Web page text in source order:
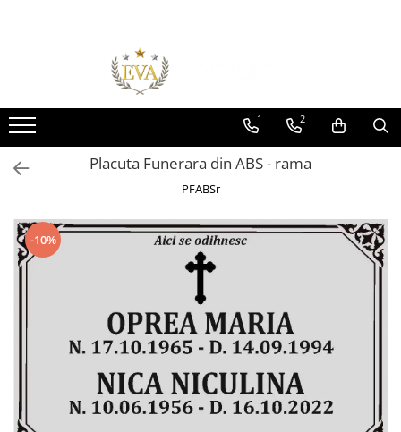
Toate Produsele
Monumente funerare
Cumperi acum platesti mai tarziu
Monumente marmura
Monumente granit
Capace granit
Vaze funerare
Cruci din granit
Felinare funerare
Rame bronz
Manere cavou
1 2
Placuta Funerara din ABS - rama
PFABSr
-10%